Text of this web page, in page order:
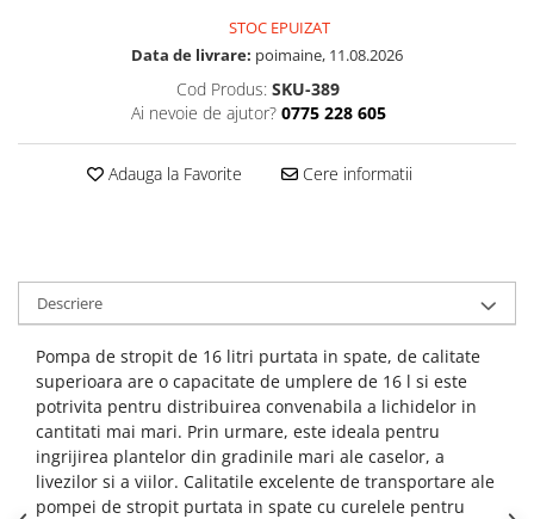
STOC EPUIZAT
Data de livrare: poimaine, 11.08.2026
Cod Produs: SKU-389
Ai nevoie de ajutor? 0775 228 605
Adauga la Favorite Cere informatii
Descriere
Pompa de stropit de 16 litri purtata in spate, de calitate
superioara are o capacitate de umplere de 16 l si este
potrivita pentru distribuirea convenabila a lichidelor in
cantitati mai mari. Prin urmare, este ideala pentru
ingrijirea plantelor din gradinile mari ale caselor, a
livezilor si a viilor. Calitatile excelente de transportare ale
pompei de stropit purtata in spate cu curelele pentru